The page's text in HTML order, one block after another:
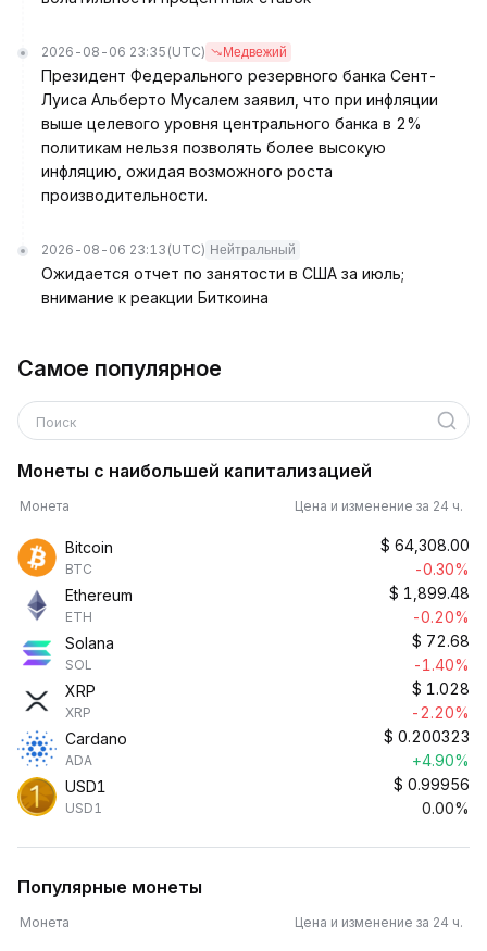
2026-08-06 23:35 (UTC) Медвежий
Президент Федерального резервного банка Сент-
Луиса Альберто Мусалем заявил, что при инфляции
выше целевого уровня центрального банка в 2%
политикам нельзя позволять более высокую
инфляцию, ожидая возможного роста
производительности.
2026-08-06 23:13 (UTC) Нейтральный
Ожидается отчет по занятости в США за июль;
внимание к реакции Биткоина
Самое популярное
Поиск
Монеты с наибольшей капитализацией
Монета Цена и изменение за 24 ч.
Bitcoin
BTC
$ 64,308.00
-0.30%
Ethereum
ETH
$ 1,899.48
-0.20%
Solana
SOL
$ 72.68
-1.40%
XRP
XRP
$ 1.028
-2.20%
Cardano
ADA
$ 0.200323
+4.90%
USD1
USD1
$ 0.99956
0.00%
Популярные монеты
Монета Цена и изменение за 24 ч.